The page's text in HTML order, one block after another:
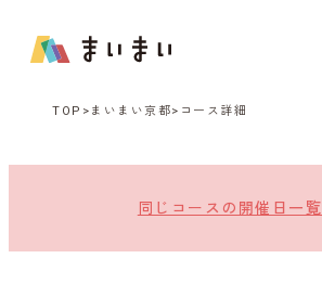
TOP まいまい京都 コース詳細
同じコースの開催日一覧